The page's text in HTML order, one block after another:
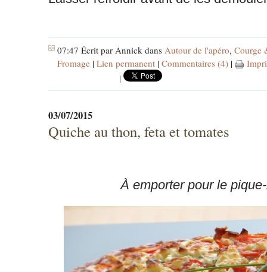
07:47 Écrit par Annick dans Autour de l'apéro, Courge
Fromage | Lien permanent | Commentaires (4) |
|
03/07/2015
Quiche au thon, feta et tomates
À emporter pour le